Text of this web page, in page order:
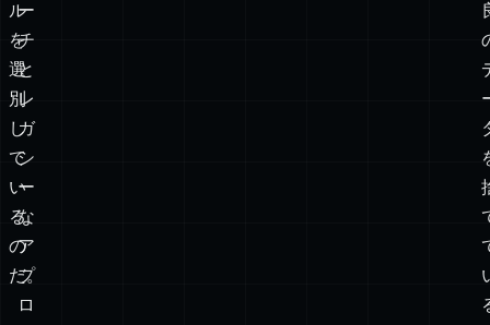
在
の
ア
プ
ロ
ー
チ
と
レ
ガ
シ
ン
タ
ル
モ
デ
ル
を
選
別
し
て